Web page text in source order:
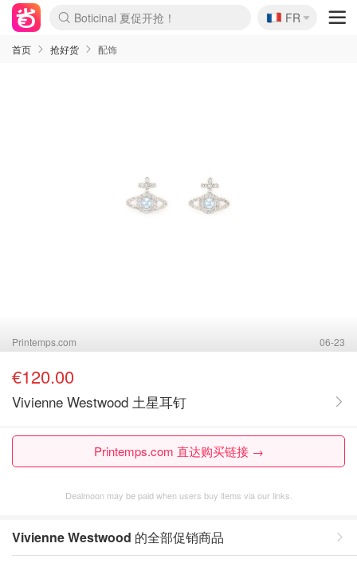
Boticinal 夏促开抢！
还没结束！&OtherStories大促
Joybuy变相75折 随时失效
速领！Stanley独家85折
疑似霸哥！Camper额外叠85折
Zalando 奥莱闪促！每日更新
Moncler反季囤！5折起+叠9折
Coach Brooklyn仅€192
🇫🇷
FR
首页 抢好货 配饰
Printemps.com 06-23
€120.00
Vivienne Westwood 土星耳钉
Printemps.com 直达购买链接 →
Dealmoon may be paid when users buy items via our links.
Vivienne Westwood 的全部促销商品